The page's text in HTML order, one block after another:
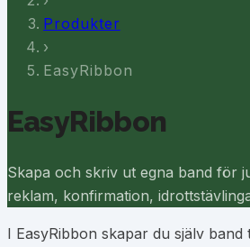
Produkter
›
EasyRibbon
EasyRibbon
Skapa och skriv ut egna band för
reklam, konfirmation,
I EasyRibbon skapar du själv band